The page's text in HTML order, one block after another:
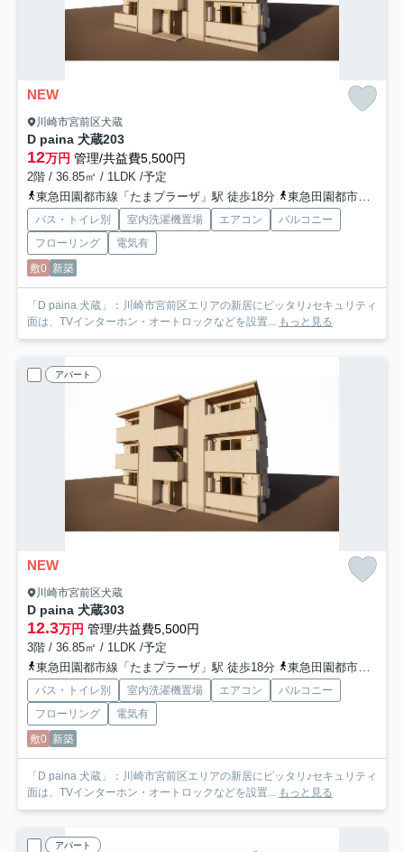
NEW
川崎市宮前区犬蔵
D paina 犬蔵203
12万円 管理/共益費5,500円
2階 / 36.85㎡ / 1LDK /予定
東急田園都市線「たまプラーザ」駅 徒歩18分
東急田園都市線「鷺沼」駅 徒歩25分
バス・トイレ別 室内洗濯機置場 エアコン
バルコニー
フローリング
電気有
敷0 新築
「D paina 犬蔵」：川崎市宮前区エリアの新居にピッタリ♪セキュリティ
面は、TVインターホン・オートロックなどを設置... もっと見る
アパート
NEW
川崎市宮前区犬蔵
D paina 犬蔵303
12.3万円 管理/共益費5,500円
3階 / 36.85㎡ / 1LDK /予定
東急田園都市線「たまプラーザ」駅 徒歩18分
東急田園都市線「鷺沼」駅 徒歩25分
バス・トイレ別 室内洗濯機置場 エアコン
バルコニー
フローリング
電気有
敷0 新築
「D paina 犬蔵」：川崎市宮前区エリアの新居にピッタリ♪セキュリティ
面は、TVインターホン・オートロックなどを設置... もっと見る
アパート